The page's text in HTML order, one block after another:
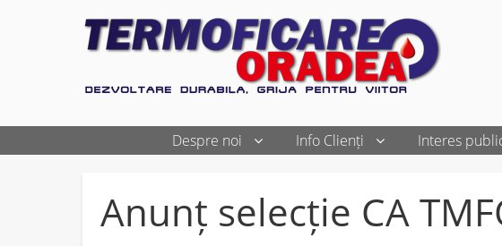
Despre noi Info Clienți Interes
Anunț selecție CA